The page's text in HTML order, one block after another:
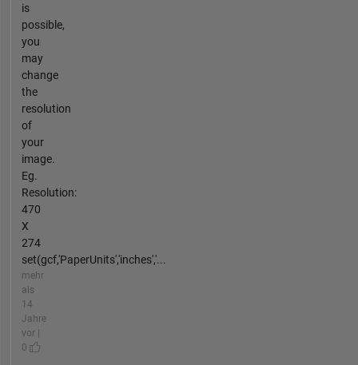
is
possible,
you
may
change
the
resolution
of
your
image.
Eg.
Resolution:
470
X
274
set(gcf,'PaperUnits','inches','...
mehr
als
14
Jahre
vor |
0